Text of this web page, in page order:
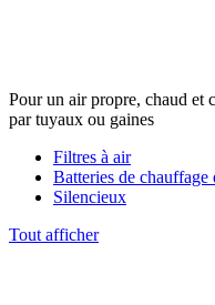
Pour un air propre, chaud et
par tuyaux ou gaines
Filtres à air
Batteries de chauffage
Silencieux
Tout afficher